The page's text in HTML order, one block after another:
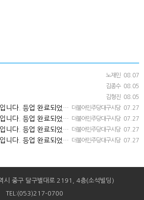
노재민 08.07
김종수 08.05
김형진 08.05
더불어민주당대구시당 07.27
. 등업 완료되었습니다^^
더불어민주당대구시당 07.27
. 등업 완료되었습니다^^
더불어민주당대구시당 07.27
. 등업 완료되었습니다^^
더불어민주당대구시당 07.27
. 등업 완료되었습니다^^
시 중구 달구벌대로 2191, 4층(소석빌딩)
TEL:(053)217-0700